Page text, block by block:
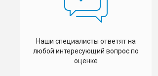
Наши специалисты ответят на
любой интересующий вопрос по
оценке